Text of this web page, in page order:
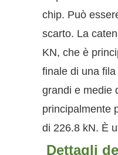
chip. Può
scarto. La
KN, che è
finale di una
grandi e medie
principalmente
di 226.8 kN. È
Dettagli